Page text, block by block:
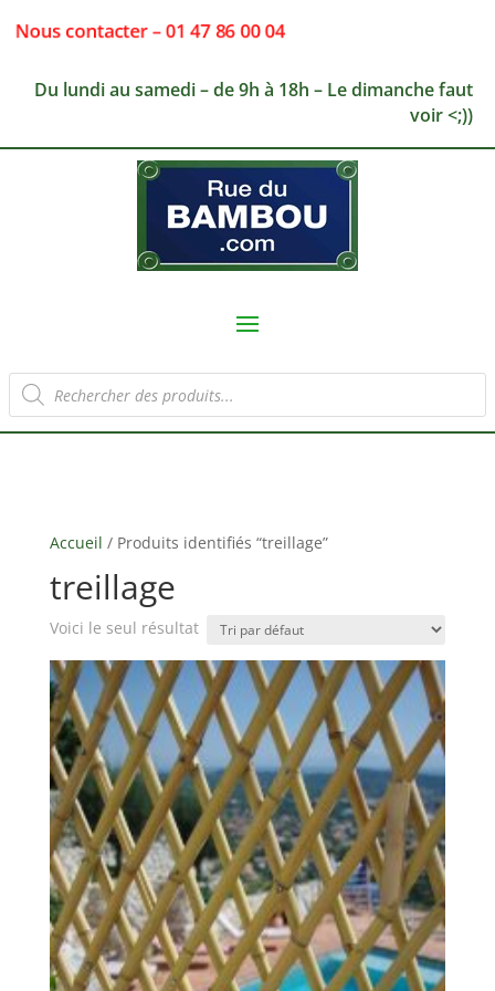
Nous contacter – 01 47 86 00 04
Du lundi au samedi – de 9h à 18h – Le dimanche faut
voir <;))
Recherche
de
produits
Accueil / Produits identifiés “treillage”
treillage
Voici le seul résultat